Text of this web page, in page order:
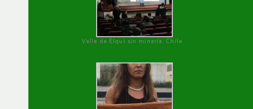
Valle de Elqui sin minería. Chile